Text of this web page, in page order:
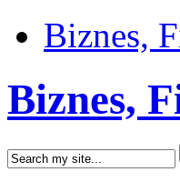
Biznes,
Biznes,